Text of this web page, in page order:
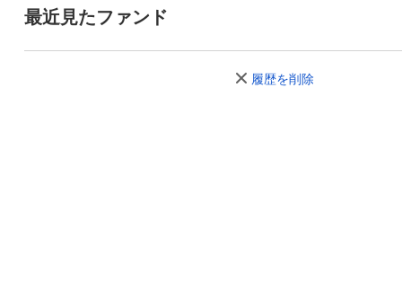
最近見たファンド
履歴を削除